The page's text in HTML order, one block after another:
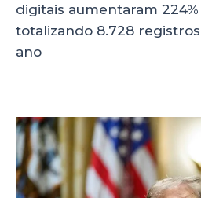
digitais aumentaram 224%
totalizando 8.728
ano